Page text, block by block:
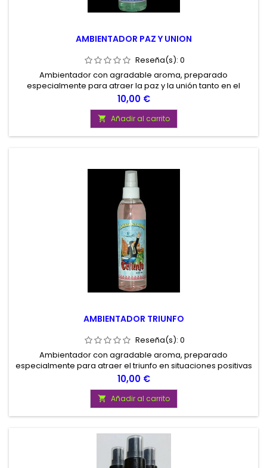
AMBIENTADOR PAZ Y UNION
Reseña(s): 0
Ambientador con agradable aroma, preparado
especialmente para atraer la paz y la unión tanto en el
hogar como en el negocio, proporcionandonos energias
positivas. Contenido 100 ml.
Precio
10,00 €
 Añadir al carrito
AMBIENTADOR TRIUNFO
Reseña(s): 0
Ambientador con agradable aroma, preparado
especialmente para atraer el triunfo en situaciones positivas
que deseemos. Contenido 200 ml
Precio
10,00 €
 Añadir al carrito